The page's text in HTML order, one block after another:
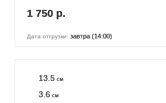
1 750 р.
Дата отгрузки: завтра (14:00)
13.5 см
3.6 см